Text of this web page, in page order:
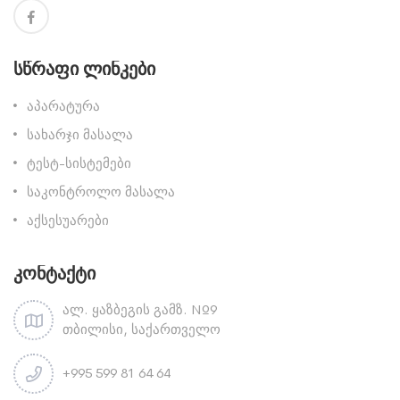
Სწრაფი Ლინკები
აპარატურა
სახარჯი მასალა
ტესტ-სისტემები
საკონტროლო მასალა
აქსესუარები
Კონტაქტი
ალ. ყაზბეგის გამზ. №9
თბილისი, საქართველო
+995 599 81 64 64